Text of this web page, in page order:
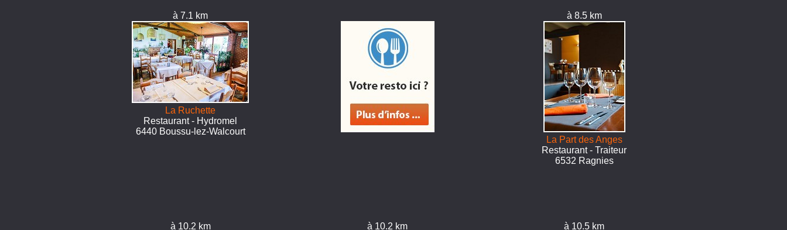
à 7.1 km
La Ruchette
Restaurant - Hydromel
6440 Boussu-lez-Walcourt
à 8.5 km
La Part des Anges
Restaurant - Traiteur
6532 Ragnies
à 10.2 km à 10.2 km à 10.5 km